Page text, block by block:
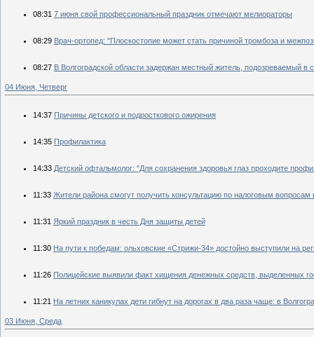
08:31 7 июня свой профессиональный праздник отмечают мелиораторы
08:29 Врач-ортопед: "Плоскостопие может стать причиной тромбоза и
08:27 В Волгоградской области задержан местный житель, подозреваемый
04 Июня, Четверг
14:37 Причины детского и подросткового ожирения
14:35 Профилактика
14:33 Детский офтальмолог: "Для сохранения здоровья глаз проходите
11:33 Жители района смогут получить консультацию по налоговым
11:31 Яркий праздник в честь Дня защиты детей
11:30 На пути к победам: ольховские «Стрижи-34» достойно выступили на
11:26 Полицейские выявили факт хищения денежных средств, выделенных
11:21 На летних каникулах дети гибнут на дорогах в два раза чаще: в
03 Июня, Среда